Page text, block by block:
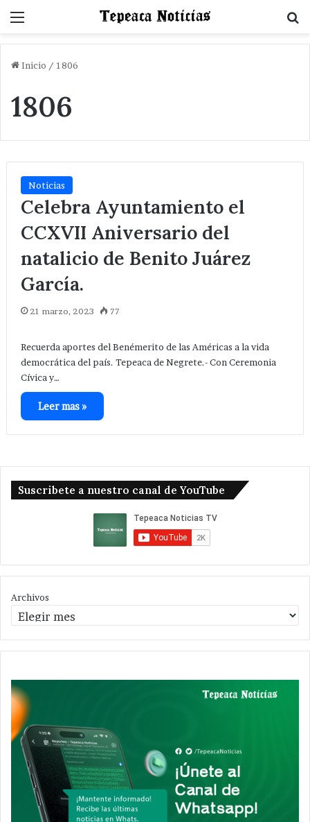
Menu
Inicio / 1806
1806
Noticias
Celebra Ayuntamiento el
CCXVII Aniversario del
natalicio de Benito Juárez
García.
21 marzo, 2023 77
Recuerda aportes del Benémerito de las Américas a la vida
democrática del país. Tepeaca de Negrete.- Con Ceremonia
Cívica y…
Leer mas »
Suscribete a nuestro canal de YouTube
Archivos